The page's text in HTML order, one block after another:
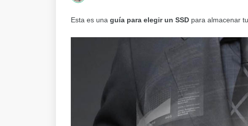
Esta es una guía para elegir un SSD para almacenar